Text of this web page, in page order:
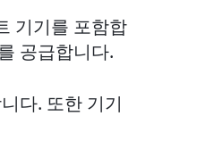
기기를 포함합
공급합니다.
다. 또한 기기